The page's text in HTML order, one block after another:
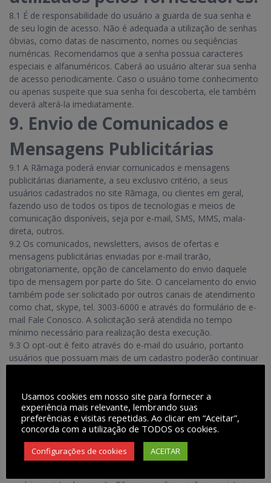
8.1 É de responsabilidade do usuário a guarda de sua senha e
de seu login de acesso. Não é adequada a utilização de senhas
óbvias, como datas de nascimento, nomes ou seqüências
numéricas. Recomendamos que a senha possua caracteres
especiais e alfanuméricos. Caberá ao usuário alterar sua senha
de acesso periodicamente. Caso o usuário tome conhecimento
ou apenas suspeite que sua senha foi descoberta, ele também
deverá alterá-la imediatamente.
9. Envio de Comunicados e
Mensagens Publicitárias
9.1 A Rãmaga poderá enviar comunicados e mensagens
publicitárias diariamente, a seu exclusivo critério, a seus
usuários cadastrados no site Rãmaga, ou clientes em geral,
fazendo uso de todos os tipos de tecnologias e meios de
comunicação disponíveis, seja por e-mail, SMS, MMS, mala-
direta, outros.
9.2 Os comunicados, newsletters, avisos de ofertas e
mensagens publicitárias enviadas por e-mail trarão,
obrigatoriamente, opção de cancelamento do envio daquele
tipo de mensagem por parte do Site. O cancelamento do envio
também pode ser solicitado por outros canais de atendimento
como chat, skype, tel. 3003-6000 e através do formulário de e-
mail Fale Conosco. A solicitação será atendida no tempo
mínimo necessário para realização desta execução.
9.3 O opt-out é feito através do e-mail do usuário, portanto
usuários que possuam mais de um cadastro poderão continuar
9.4 Os serviços de envio de e-mails são realizados pelo site
Rãmaga ou por empresa contratada, que utilizará seus próprios
servidores para realizar o envio.
9.5 A empresa contratada não armazena nem utiliza de
nenhuma forma e sob nenhuma hipótese, os e-mails do
cadastro do site Rãmaga para qualquer outro fim que não o
Usamos cookies em nosso site para fornecer a
experiência mais relevante, lembrando suas
preferências e visitas repetidas. Ao clicar em “Aceitar”,
concorda com a utilização de TODOS os cookies.
Configurações de cookies ACEITAR